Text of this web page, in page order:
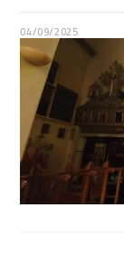
04/09/2025